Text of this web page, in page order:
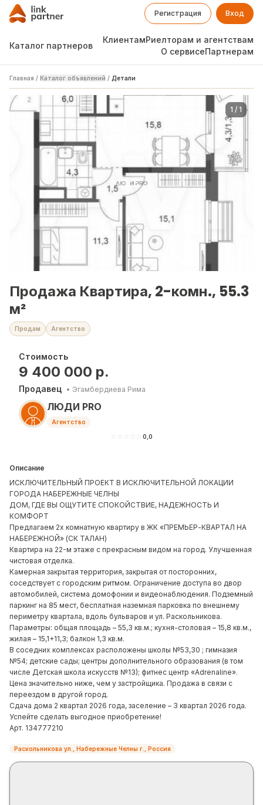
Регистрация Вход
Каталог партнеров
КлиентамРиелторам и агентствам
О сервисеПартнерам
Главная / Каталог объявлений / Детали
1 / 1
Продажа Квартира, 2-комн., 55.3
м²
Продам Агентство
Стоимость
9 400 000 р.
Продавец • Эгамбердиева Рима
ЛЮДИ PRO
Агентство
0,0
Описание
ИСКЛЮЧИТЕЛЬНЫЙ ПРОЕКТ В ИСКЛЮЧИТЕЛЬНОЙ ЛОКАЦИИ
ГОРОДА НАБЕРЕЖНЫЕ ЧЕЛНЫ
ДОМ, ГДЕ ВЫ ОЩУТИТЕ СПОКОЙСТВИЕ, НАДЕЖНОСТЬ И
КОМФОРТ
Предлагаем 2х комнатную квартиру в ЖК «ПРЕМЬЕР-КВАРТАЛ НА
НАБЕРЕЖНОЙ» (СК ТАЛАН)
Квартира на 22-м этаже с прекрасным видом на город. Улучшенная
чистовая отделка.
Камерная закрытая территория, закрытая от посторонних,
соседствует с городским ритмом. Ограничение доступа во двор
автомобилей, система домофонии и видеонаблюдения. Подземный
паркинг на 85 мест, бесплатная наземная парковка по внешнему
периметру квартала, вдоль бульваров и ул. Раскольникова.
Параметры: общая площадь – 55,3 кв.м.; кухня-столовая – 15,8 кв.м.,
жилая – 15,1+11,3; балкон 1,3 кв.м.
В соседних комплексах расположены школы №53,30 ; гимназия
№54; детские сады; центры дополнительного образования (в том
числе Детская школа искусств №13); фитнес центр «Adrenaline».
Цена значительно ниже, чем у застройщика. Продажа в связи с
переездом в другой город.
Сдача дома 2 квартал 2026 года, заселение – 3 квартал 2026 года.
Успейте сделать выгодное приобретение!
Арт. 134777210
Раскольникова ул., Набережные Челны г., Россия